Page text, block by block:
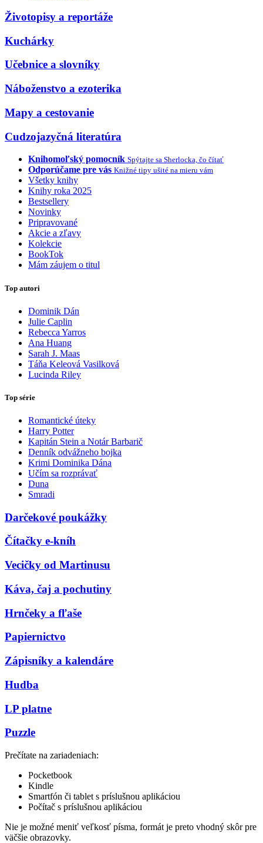
Životopisy a reportáže
Kuchárky
Učebnice a slovníky
Náboženstvo a ezoterika
Mapy a cestovanie
Cudzojazyčná literatúra
Knihomoľský pomocník Spýtajte sa Sherlocka, čo čítať
Odporúčame pre vás Knižné tipy ušité na mieru vám
Všetky knihy
Knihy roka 2025
Bestsellery
Novinky
Pripravované
Akcie a zľavy
Kolekcie
BookTok
Mám záujem o titul
Top autori
Dominik Dán
Julie Caplin
Rebecca Yarros
Ana Huang
Sarah J. Maas
Táňa Keleová Vasilková
Lucinda Riley
Top série
Romantické úteky
Harry Potter
Kapitán Stein a Notár Barbarič
Denník odvážneho bojka
Krimi Dominika Dána
Učím sa rozprávať
Duna
Smradi
Darčekové poukážky
Čítačky e-kníh
Vecičky od Martinusu
Káva, čaj a pochutiny
Hrnčeky a fľaše
Papiernictvo
Zápisníky a kalendáre
Hudba
LP platne
Puzzle
Prečítate na zariadeniach:
Pocketbook
Kindle
Smartfón či tablet s príslušnou aplikáciou
Počítač s príslušnou aplikáciou
Nie je možné meniť veľkosť písma, formát je preto vhodný skôr pre
väčšie obrazovky.